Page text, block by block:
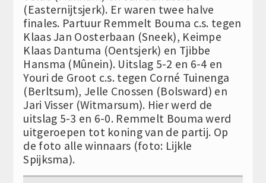
(Easternijtsjerk). Er waren twee halve
finales. Partuur Remmelt Bouma c.s. tegen
Klaas Jan Oosterbaan (Sneek), Keimpe
Klaas Dantuma (Oentsjerk) en Tjibbe
Hansma (Mûnein). Uitslag 5-2 en 6-4 en
Youri de Groot c.s. tegen Corné Tuinenga
(Berltsum), Jelle Cnossen (Bolsward) en
Jari Visser (Witmarsum). Hier werd de
uitslag 5-3 en 6-0. Remmelt Bouma werd
uitgeroepen tot koning van de partij. Op
de foto alle winnaars (foto: Lijkle
Spijksma).